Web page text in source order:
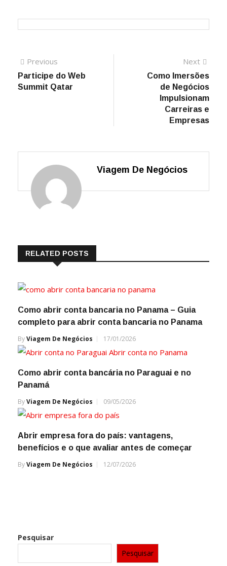
Previous
Participe do Web
Summit Qatar
Next
Como Imersões
de Negócios
Impulsionam
Carreiras e
Empresas
Viagem De Negócios
RELATED POSTS
Como abrir conta bancaria no Panama – Guia
completo para abrir conta bancaria no Panama
ByViagem De Negócios 17/01/2026
Como abrir conta bancária no Paraguai e no
Panamá
ByViagem De Negócios 09/05/2026
Abrir empresa fora do país: vantagens,
benefícios e o que avaliar antes de começar
ByViagem De Negócios 12/07/2026
Pesquisar
Pesquisar